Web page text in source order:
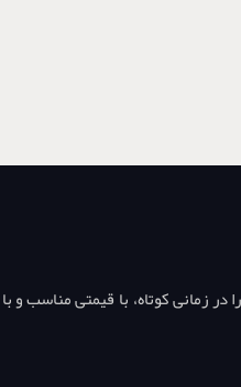
کوتاه، با قیمتی مناسب و